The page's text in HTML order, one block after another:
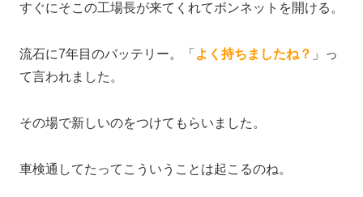
すぐにそこの工場長が来てくれてボンネットを開ける。
流石に7年目のバッテリー。「 よく持ちましたね？ 」っ
て言われました。
その場で新しいのをつけてもらいました。
車検通してたってこういうことは起こるのね。